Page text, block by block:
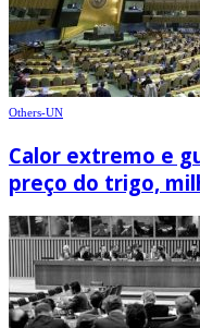
Others-UN
Calor extremo e
preço do trigo,